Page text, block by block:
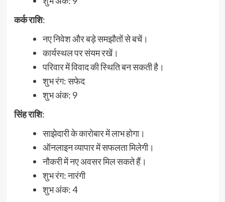
कर्कराशि:
नए निवेश और बड़े समझौतों से बचें।
कार्यस्थल पर संयम रखें।
परिवार में विवाद की स्थिति बन सकती है।
शुभ रंग: सफेद
शुभ अंक: 9
सिंह राशि:
साझेदारी के कारोबार में लाभ होगा।
ऑनलाइन व्यापार में सफलता मिलेगी।
नौकरी में नए अवसर मिल सकते हैं।
शुभ रंग: नारंगी
शुभ अंक: 4